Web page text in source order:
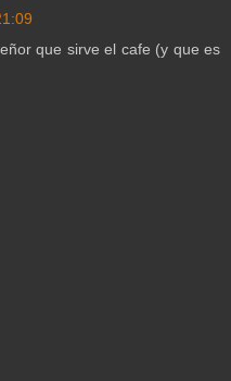
que sirve el cafe (y que es